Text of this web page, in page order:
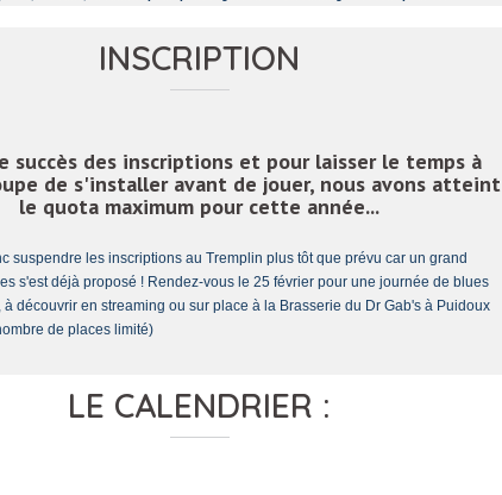
INSCRIPTION
succès des inscriptions et pour laisser le temps à
de s'installer avant de jouer, nous avons atteint
le quota maximum pour cette année...
suspendre les inscriptions au Tremplin plus tôt que prévu car un grand
s'est déjà proposé ! Rendez-vous le 25 février pour une journée de blues
découvrir en streaming ou sur place à la Brasserie du Dr Gab's à Puidoux
de places limité)
LE CALENDRIER :